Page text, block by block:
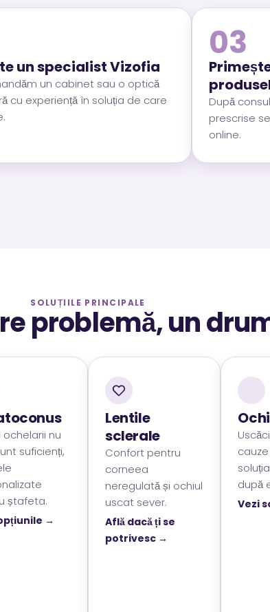
un specialist Vizofia
un cabinet sau o optică
cu experiență în soluția de care
03
După
prescrise
online.
SOLUȚIILE PRINCIPALE
problemă, un
ochelarii nu
suficienți,
ștafeta.
→
Lentile
sclerale
Confort pentru
corneea
neregulată și ochiul
uscat sever.
Află dacă ți se
potrivesc →
după
Vezi